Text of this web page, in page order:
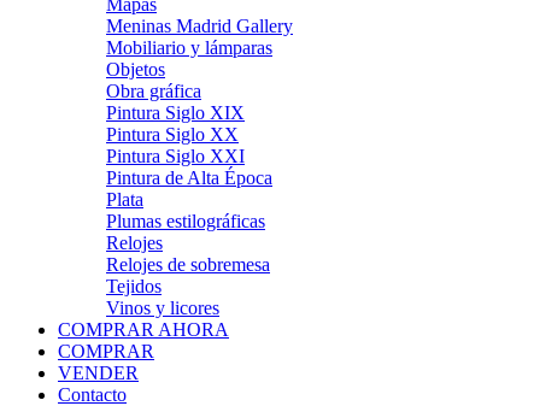
Mapas
Meninas Madrid Gallery
Mobiliario y lámparas
Objetos
Obra gráfica
Pintura Siglo XIX
Pintura Siglo XX
Pintura Siglo XXI
Pintura de Alta Época
Plata
Plumas estilográficas
Relojes
Relojes de sobremesa
Tejidos
Vinos y licores
COMPRAR AHORA
COMPRAR
VENDER
Contacto